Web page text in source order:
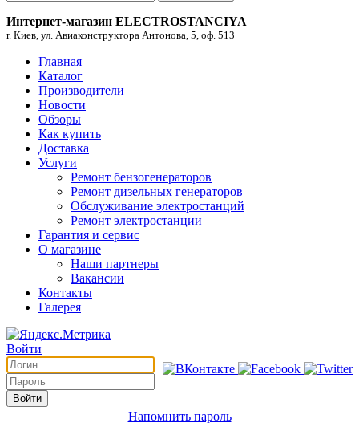
Интернет-магазин ELECTROSTANCIYA
г. Киев, ул. Авиаконструктора Антонова, 5, оф. 513
Главная
Каталог
Производители
Новости
Обзоры
Как купить
Доставка
Услуги
Ремонт бензогенераторов
Ремонт дизельных генераторов
Обслуживание электростанций
Ремонт электростанции
Гарантия и сервис
О магазине
Наши партнеры
Вакансии
Контакты
Галерея
Войти
Войти
Напомнить пароль